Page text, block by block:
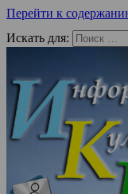
Перейти к
Искать для: